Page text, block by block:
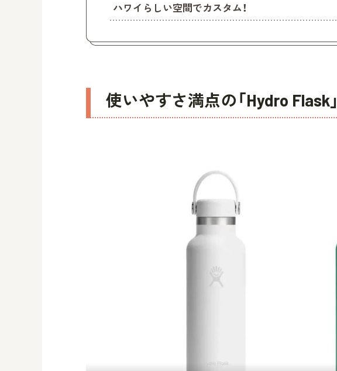
ハワイらしい空間でカスタム！
使いやすさ満点の「Hydro Flask」